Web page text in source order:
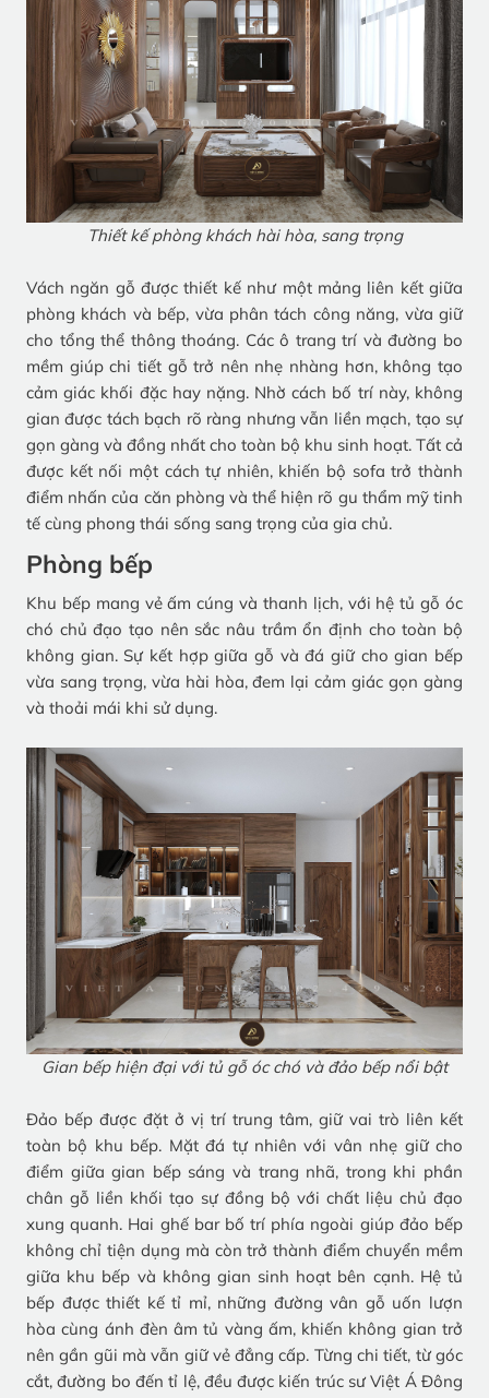
Thiết kế phòng khách hài hòa, sang trọng
Vách ngăn gỗ được thiết kế như một mảng liên kết giữa
phòng khách và bếp, vừa phân tách công năng, vừa giữ
cho tổng thể thông thoáng. Các ô trang trí và đường bo
mềm giúp chi tiết gỗ trở nên nhẹ nhàng hơn, không tạo
cảm giác khối đặc hay nặng. Nhờ cách bố trí này, không
gian được tách bạch rõ ràng nhưng vẫn liền mạch, tạo sự
gọn gàng và đồng nhất cho toàn bộ khu sinh hoạt. Tất cả
được kết nối một cách tự nhiên, khiến bộ sofa trở thành
điểm nhấn của căn phòng và thể hiện rõ gu thẩm mỹ tinh
tế cùng phong thái sống sang trọng của gia chủ.
Phòng bếp
Khu bếp mang vẻ ấm cúng và thanh lịch, với hệ tủ gỗ óc
chó chủ đạo tạo nên sắc nâu trầm ổn định cho toàn bộ
không gian. Sự kết hợp giữa gỗ và đá giữ cho gian bếp
vừa sang trọng, vừa hài hòa, đem lại cảm giác gọn gàng
và thoải mái khi sử dụng.
Gian bếp hiện đại với tủ gỗ óc chó và đảo bếp nổi bật
Đảo bếp được đặt ở vị trí trung tâm, giữ vai trò liên kết
toàn bộ khu bếp. Mặt đá tự nhiên với vân nhẹ giữ cho
điểm giữa gian bếp sáng và trang nhã, trong khi phần
chân gỗ liền khối tạo sự đồng bộ với chất liệu chủ đạo
xung quanh. Hai ghế bar bố trí phía ngoài giúp đảo bếp
không chỉ tiện dụng mà còn trở thành điểm chuyển mềm
giữa khu bếp và không gian sinh hoạt bên cạnh. Hệ tủ
bếp được thiết kế tỉ mỉ, những đường vân gỗ uốn lượn
hòa cùng ánh đèn âm tủ vàng ấm, khiến không gian trở
nên gần gũi mà vẫn giữ vẻ đẳng cấp. Từng chi tiết, từ góc
cắt, đường bo đến tỉ lệ, đều được kiến trúc sư Việt Á Đông